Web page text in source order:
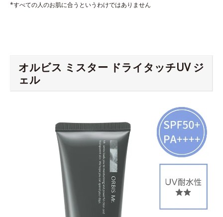
*すべての人のお肌に合うというわけではありません
オルビス ミスター ドライタッチUV ジ
ェル